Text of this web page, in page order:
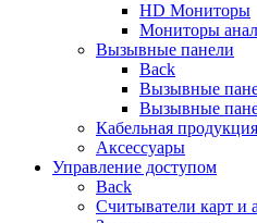
HD Мониторы
Мониторы
Вызывные панели
Back
Вызывные
Вызывные
Кабельная продукция
Аксессуары
Управление доступом
Back
Считыватели карт и